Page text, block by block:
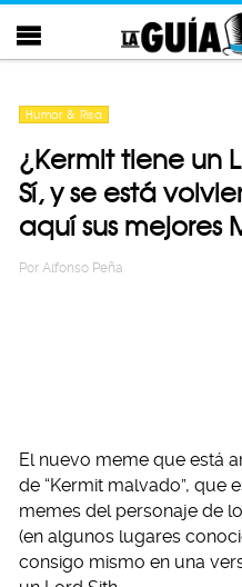
Humor & Risa
¿Kermit tiene un
Sí, y se está
aquí sus mejores
Por Alfonso Peña
El nuevo meme que está
de “Kermit malvado”, que
memes del personaje de
(en algunos lugares
consigo mismo en una